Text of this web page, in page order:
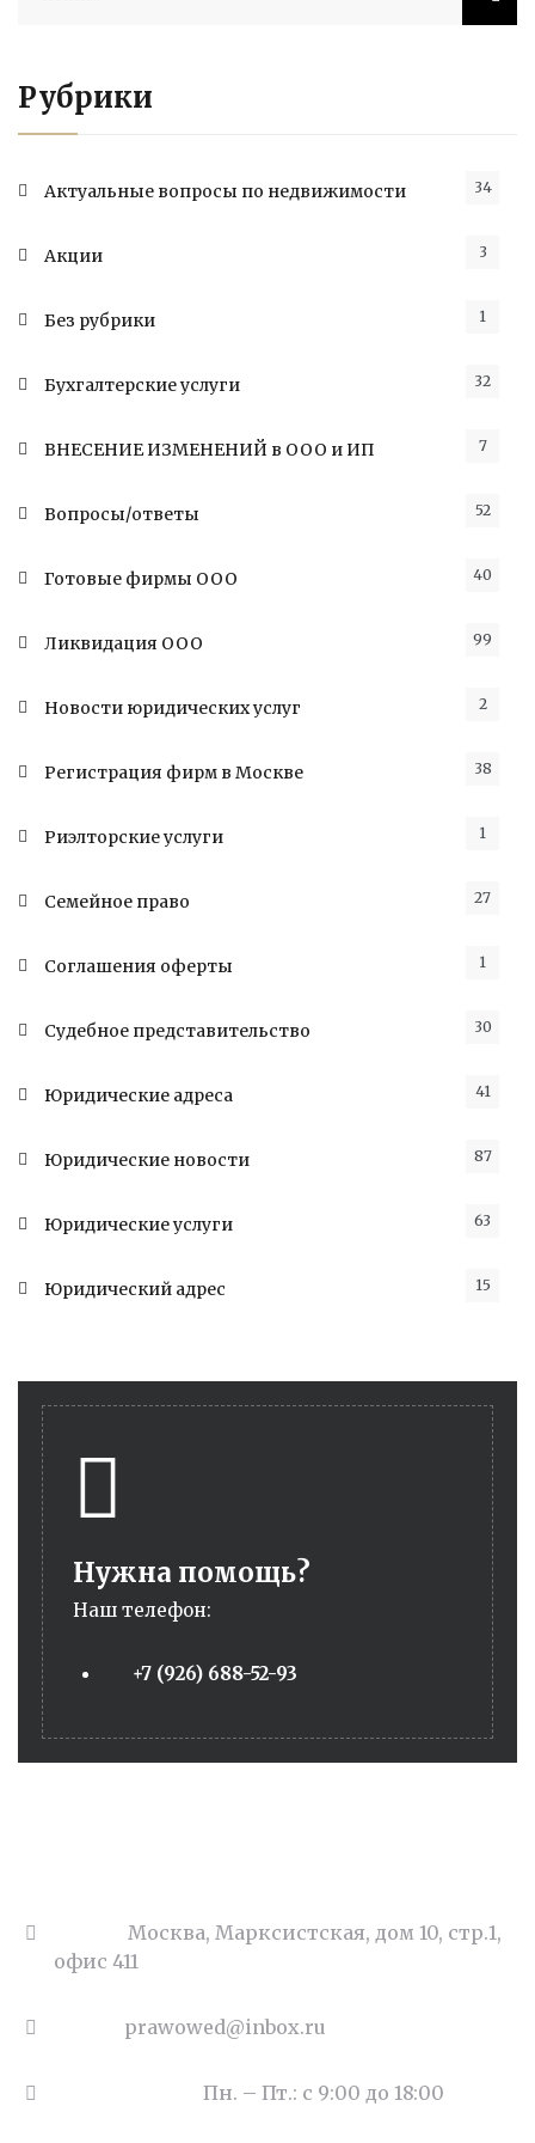
Рубрики
Актуальные вопросы по недвижимости 34
Акции 3
Без рубрики 1
Бухгалтерские услуги 32
ВНЕСЕНИЕ ИЗМЕНЕНИЙ в ООО и ИП 7
Вопросы/ответы 52
Готовые фирмы ООО 40
Ликвидация ООО 99
Новости юридических услуг 2
Регистрация фирм в Москве 38
Риэлторские услуги 1
Семейное право 27
Соглашения оферты 1
Судебное представительство 30
Юридические адреса 41
Юридические новости 87
Юридические услуги 63
Юридический адрес 15
Нужна помощь?
Наш телефон:
+7 (926) 688-52-93
Москва, Марксистская, дом 10, стр.1,
офис 411
prawowed@inbox.ru
Пн. – Пт.: с 9:00 до 18:00